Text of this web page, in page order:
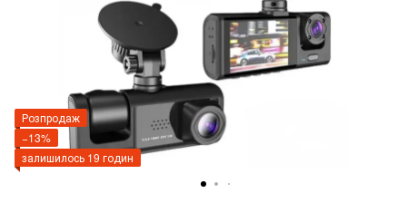
Розпродаж
−13%
залишилось 19 годин